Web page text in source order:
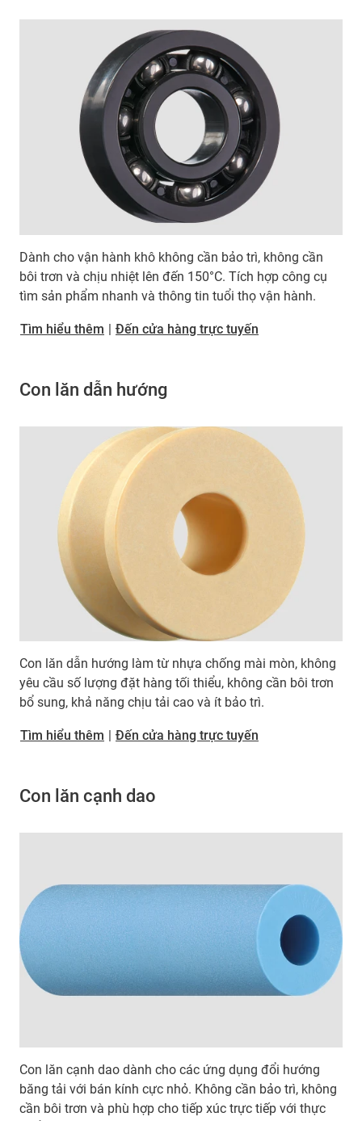
Dành cho vận hành khô không cần bảo trì, không cần
bôi trơn và chịu nhiệt lên đến 150°C. Tích hợp công cụ
tìm sản phẩm nhanh và thông tin tuổi thọ vận hành.
Tìm hiểu thêm | Đến cửa hàng trực tuyến
Con lăn dẫn hướng
Con lăn dẫn hướng làm từ nhựa chống mài mòn, không
yêu cầu số lượng đặt hàng tối thiểu, không cần bôi trơn
bổ sung, khả năng chịu tải cao và ít bảo trì.
Tìm hiểu thêm | Đến cửa hàng trực tuyến
Con lăn cạnh dao
Con lăn cạnh dao dành cho các ứng dụng đổi hướng
băng tải với bán kính cực nhỏ. Không cần bảo trì, không
cần bôi trơn và phù hợp cho tiếp xúc trực tiếp với thực